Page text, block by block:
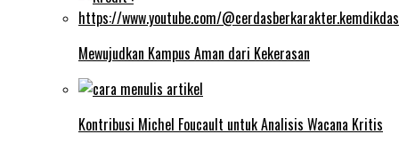
Mewujudkan Kampus Aman dari Kekerasan
Kontribusi Michel Foucault untuk Analisis Wacana Kritis